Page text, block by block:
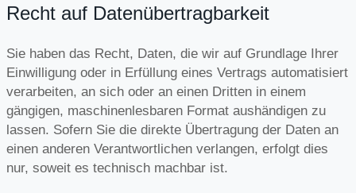
Recht auf Datenübertragbarkeit
Sie haben das Recht, Daten, die wir auf Grundlage Ihrer
Einwilligung oder in Erfüllung eines Vertrags automatisiert
verarbeiten, an sich oder an einen Dritten in einem
gängigen, maschinenlesbaren Format aushändigen zu
lassen. Sofern Sie die direkte Übertragung der Daten an
einen anderen Verantwortlichen verlangen, erfolgt dies
nur, soweit es technisch machbar ist.